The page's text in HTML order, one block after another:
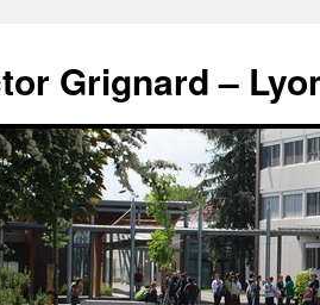
Grignard –